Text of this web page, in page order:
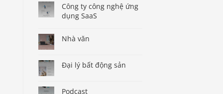
Công ty công nghệ ứng
dụng SaaS
Nhà văn
Đại lý bất động sản
Podcast